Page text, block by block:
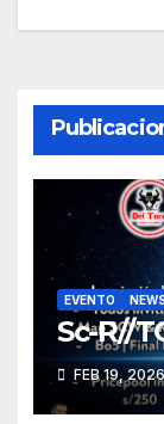
EVENTO
Sc-R//
FEB 19, 2026